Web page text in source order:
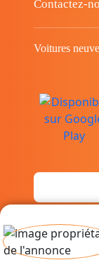
Contactez-
Voitures
©